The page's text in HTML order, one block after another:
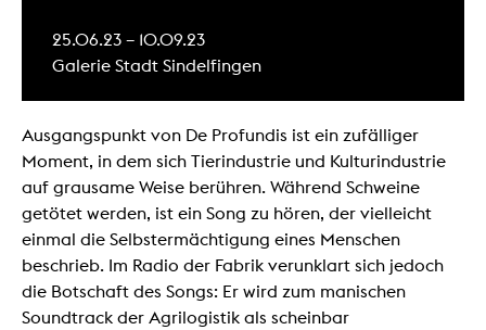
25.06.23 – 10.09.23
Galerie Stadt Sindelfingen
Ausgangspunkt von De Profundis ist ein zufälliger
Moment, in dem sich Tierindustrie und Kulturindustrie
auf grausame Weise berühren. Während Schweine
getötet werden, ist ein Song zu hören, der vielleicht
einmal die Selbstermächtigung eines Menschen
beschrieb. Im Radio der Fabrik verunklart sich jedoch
die Botschaft des Songs: Er wird zum manischen
Soundtrack der Agrilogistik als scheinbar